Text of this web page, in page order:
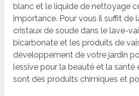
blanc et le liquide de nettoyage
importance. Pour vous il suffit de
cristaux de soude dans le lave-
bicarbonate et les produits de
développement de votre jardin
lessive pour la beauté et la santé
sont des produits chimiques et